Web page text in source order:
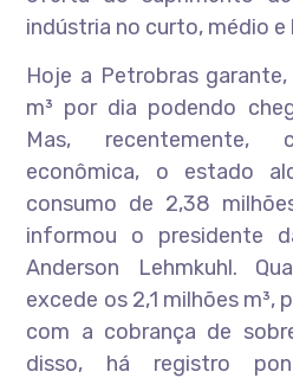
indústria no curto, médio e
Hoje a Petrobras
m³ por dia podendo
Mas,
econômica, o estado
consumo de 2,38
informou o presidente
Anderson Lehmkuhl.
excede os 2,1 milhões m³,
com a cobrança de
disso, há registro